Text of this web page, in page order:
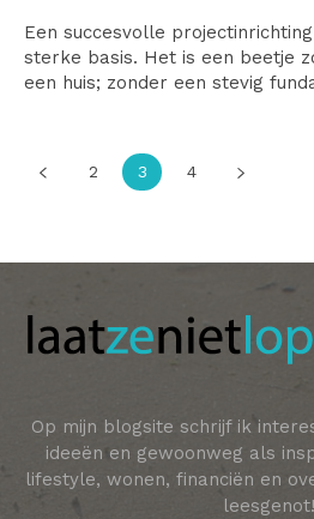
Een succesvolle
sterke basis. Het is een beetje
een huis; zonder een stevig
2 3 4
Op mijn blogsite schrijf ik
ideeën en gewoonweg als
lifestyle, wonen, financiën en
leesgenot!